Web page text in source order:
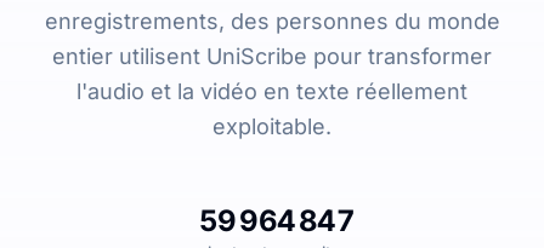
enregistrements, des personnes du monde
entier utilisent UniScribe pour transformer
l'audio et la vidéo en texte réellement
exploitable.
59 964 847